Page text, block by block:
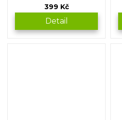
399 Kč
Detail